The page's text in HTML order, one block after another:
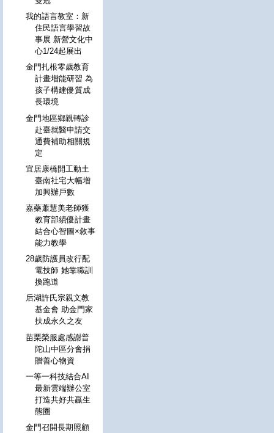
我的語言教室：新
住民語言學習故
事展 新營文化中
心1/24起展出
金門扎根零歲教育
計畫增能研習 為
孩子構建優質成
長環境
金門地區鄉親轉診
赴臺就醫申請交
通費補助相關規
定
宜居康橋開工動土
臺南社宅大幅增
加興辦戶數
嘉藥蕭慧美老師獲
教育部績優計畫
結合心智圖×敘事
能力教學
28歲防護員改行配
電技師 她靠職訓
換跑道
后湖許氏宗親文教
基金會 助金門家
扶成永久之友
苗栗榮服處感謝普
陀山中區分會捐
贈善心物資
一等一科技結合AI
最新雲端辦公室
打造共好共贏生
態圈
金門召開長期照顧